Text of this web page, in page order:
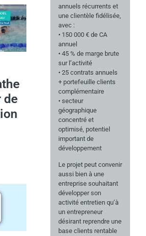
de
annuels récurrents et
une clientèle fidélisée,
avec :
• 150 000 € de CA
annuel
• 45 % de marge brute
sur l’activité
• 25 contrats annuels
+ portefeuille clients
complémentaire
• secteur
géographique
concentré et
optimisé, potentiel
important de
développement
Le projet peut convenir
aussi bien à une
entreprise souhaitant
développer son
activité entretien qu’à
un entrepreneur
désirant reprendre une
base clients rentable